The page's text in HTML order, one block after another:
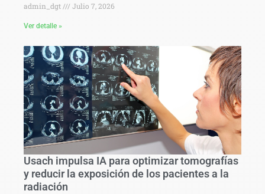
admin_dgt Julio 7, 2026
Ver detalle »
Usach impulsa IA para optimizar tomografías
y reducir la exposición de los pacientes a la
radiación